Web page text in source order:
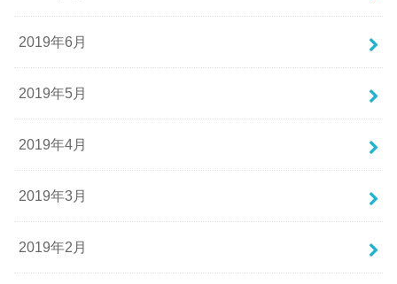
2019年6月
2019年5月
2019年4月
2019年3月
2019年2月